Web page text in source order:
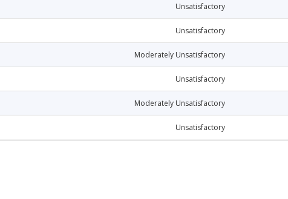
Unsatisfactory
Unsatisfactory
Moderately Unsatisfactory
Unsatisfactory
Moderately Unsatisfactory
Unsatisfactory